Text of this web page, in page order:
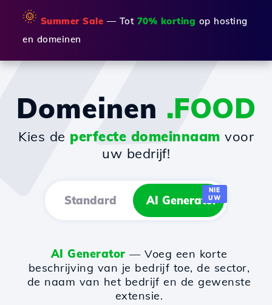
🌞 Summer Sale — Tot 70% korting op hosting
en domeinen
Domeinen .FOOD
Kies de perfecte domeinnaam voor
uw bedrijf!
Standard AI Generator
NIE
UW
AI Generator — Voeg een korte
beschrijving van je bedrijf toe, de sector,
de naam van het bedrijf en de gewenste
extensie.